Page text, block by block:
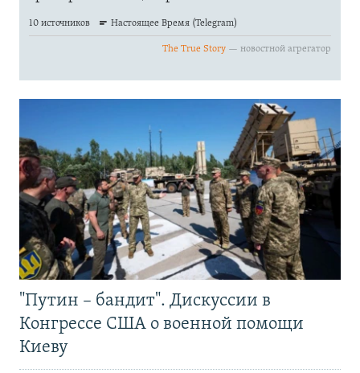
"Путин – бандит". Дискуссии в
Конгрессе США о военной помощи
Киеву